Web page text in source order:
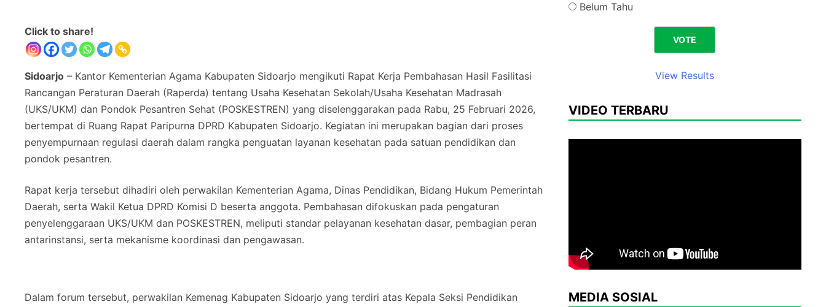
Click to share!
Sidoarjo – Kantor Kementerian Agama Kabupaten Sidoarjo mengikuti Rapat Kerja Pembahasan Hasil Fasilitasi
Rancangan Peraturan Daerah (Raperda) tentang Usaha Kesehatan Sekolah/Usaha Kesehatan Madrasah
(UKS/UKM) dan Pondok Pesantren Sehat (POSKESTREN) yang diselenggarakan pada Rabu, 25 Februari 2026,
bertempat di Ruang Rapat Paripurna DPRD Kabupaten Sidoarjo. Kegiatan ini merupakan bagian dari proses
penyempurnaan regulasi daerah dalam rangka penguatan layanan kesehatan pada satuan pendidikan dan
pondok pesantren.
Rapat kerja tersebut dihadiri oleh perwakilan Kementerian Agama, Dinas Pendidikan, Bidang Hukum Pemerintah
Daerah, serta Wakil Ketua DPRD Komisi D beserta anggota. Pembahasan difokuskan pada pengaturan
penyelenggaraan UKS/UKM dan POSKESTREN, meliputi standar pelayanan kesehatan dasar, pembagian peran
antarinstansi, serta mekanisme koordinasi dan pengawasan.
Dalam forum tersebut, perwakilan Kemenag Kabupaten Sidoarjo yang terdiri atas Kepala Seksi Pendidikan
Belum Tahu
View Results
VIDEO TERBARU
MEDIA SOSIAL